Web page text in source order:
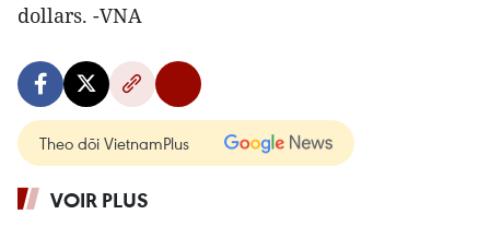
dollars. -VNA
Theo dõi VietnamPlus
VOIR PLUS